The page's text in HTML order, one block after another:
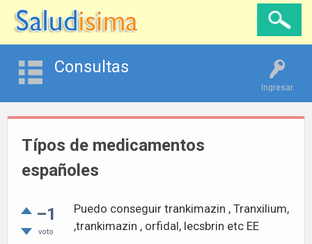
Ingresar
Consultas
Típos de medicamentos
españoles
–1
voto
Puedo conseguir trankimazin , Tranxilium,
,trankimazin , orfidal, lecsbrin etc EE